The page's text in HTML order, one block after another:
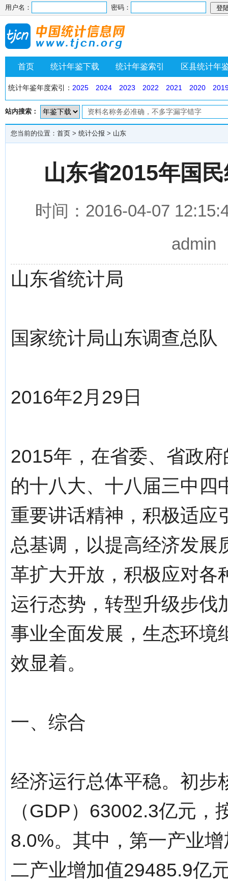
用户名： 密码：
首页 统计年鉴下载 统计年鉴索引 区县统计年
统计年鉴年度索引： 2025 2024 2023 2022 2021 2020
站内搜索：
您当前的位置： 首页 > 统计公报 > 山东
山东省2015年国
时间：2016-04-07
admin
山东省统计局
国家统计局山东调查总队
2016年2月29日
2015年，在省委、省政
的十八大、十八届三中四
重要讲话精神，积极适应
总基调，以提高经济发展
革扩大开放，积极应对各
运行态势，转型升级步伐
事业全面发展，生态环境
效显着。
一、综合
经济运行总体平稳。初步
（GDP）63002.3亿元
8.0%。其中，第一产业
二产业增加值29485.9亿